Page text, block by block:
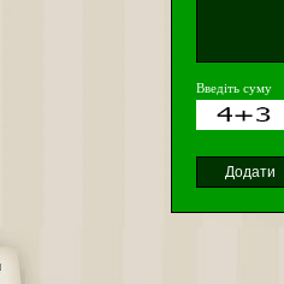
Введіть суму